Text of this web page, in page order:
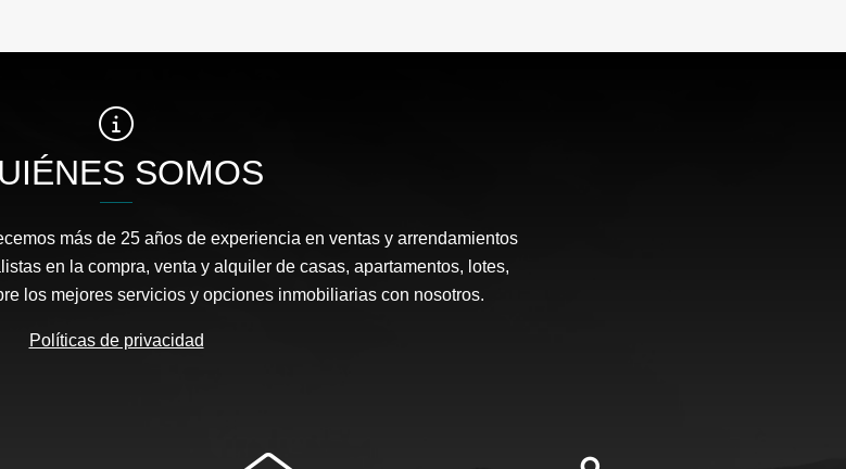
SOMOS
más de 25 años de experiencia en ventas y arrendamientos
en la compra, venta y alquiler de casas, apartamentos, lotes,
los mejores servicios y opciones inmobiliarias con nosotros.
Políticas de privacidad